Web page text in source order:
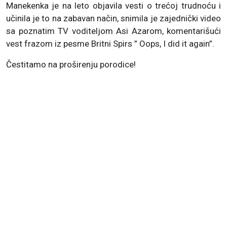
Manekenka je na leto objavila vesti o trećoj trudnoću i
učinila je to na zabavan način, snimila je zajednički video
sa poznatim TV voditeljom Asi Azarom, komentarišući
vest frazom iz pesme Britni Spirs ” Oops, I did it again”.
Čestitamo na proširenju porodice!